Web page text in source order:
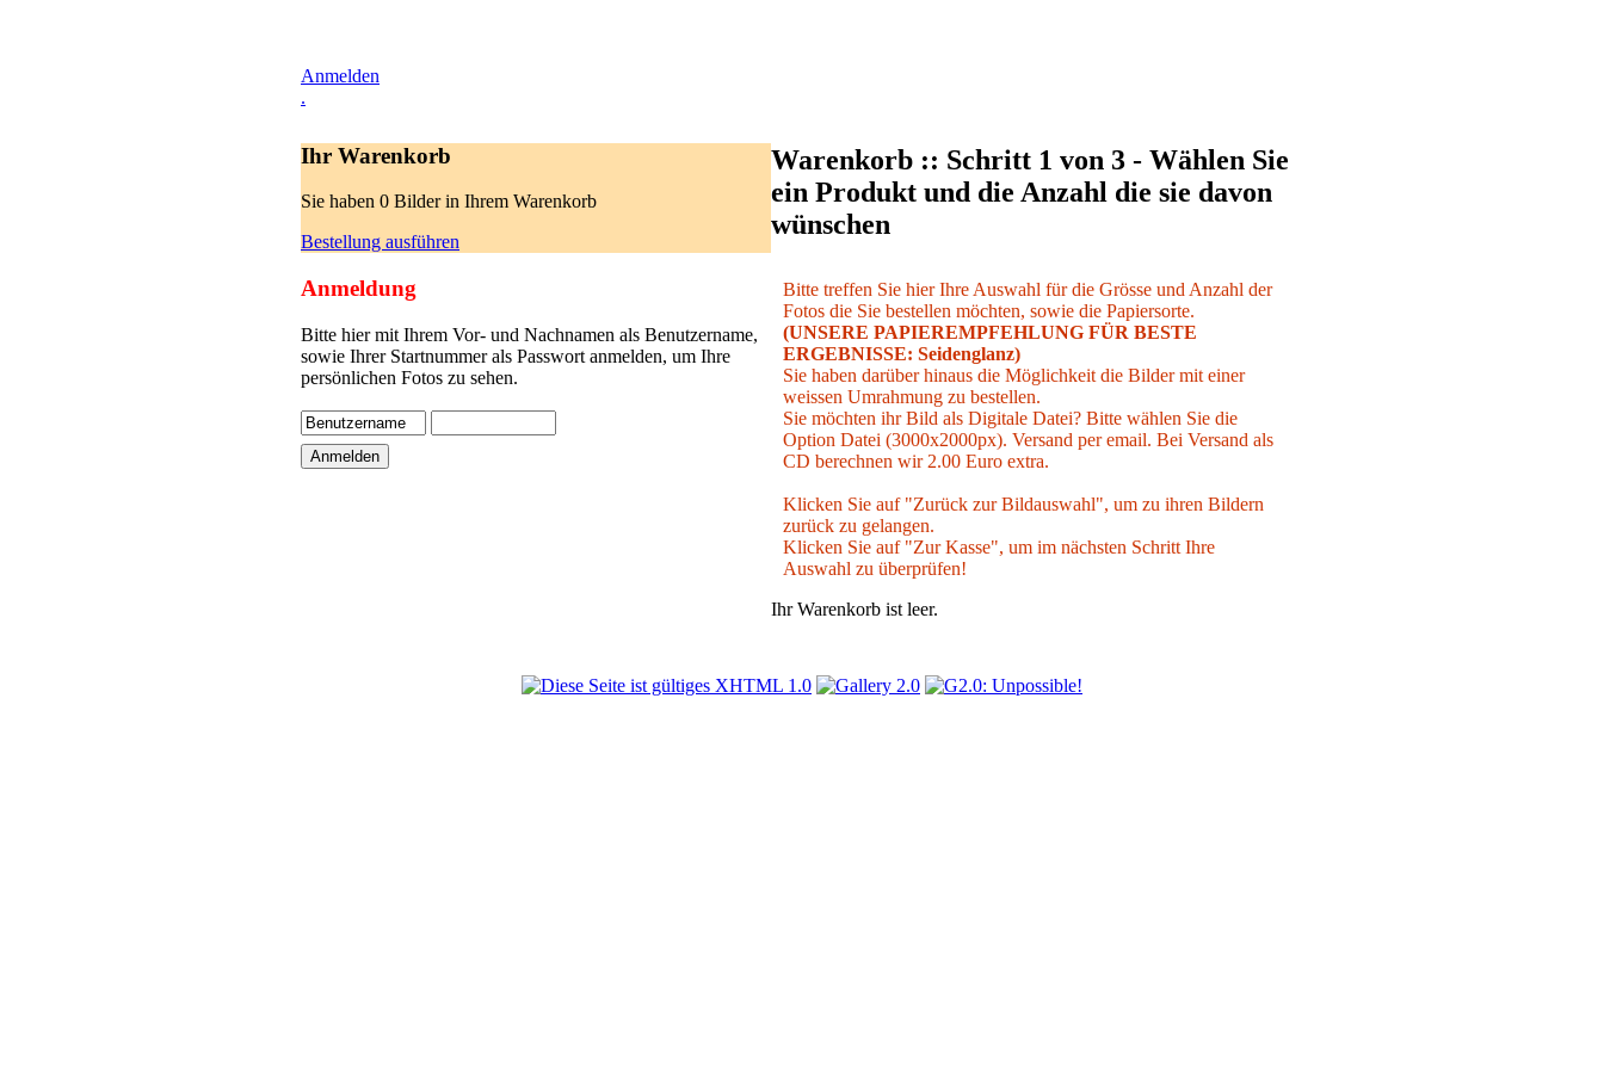
Anmelden
.
Ihr Warenkorb
Sie haben 0 Bilder in Ihrem Warenkorb
Bestellung ausführen
Anmeldung
Bitte hier mit Ihrem Vor- und Nachnamen als Benutzername,
sowie Ihrer Startnummer als Passwort anmelden, um Ihre
persönlichen Fotos zu sehen.
Warenkorb :: Schritt 1 von 3 - Wählen Sie
ein Produkt und die Anzahl die sie davon
wünschen
Bitte treffen Sie hier Ihre Auswahl für die Grösse und Anzahl der
Fotos die Sie bestellen möchten, sowie die Papiersorte.
(UNSERE PAPIEREMPFEHLUNG FÜR BESTE
ERGEBNISSE: Seidenglanz)
Sie haben darüber hinaus die Möglichkeit die Bilder mit einer
weissen Umrahmung zu bestellen.
Sie möchten ihr Bild als Digitale Datei? Bitte wählen Sie die
Option Datei (3000x2000px). Versand per email. Bei Versand als
CD berechnen wir 2.00 Euro extra.
Klicken Sie auf "Zurück zur Bildauswahl", um zu ihren Bildern
zurück zu gelangen.
Klicken Sie auf "Zur Kasse", um im nächsten Schritt Ihre
Auswahl zu überprüfen!
Ihr Warenkorb ist leer.